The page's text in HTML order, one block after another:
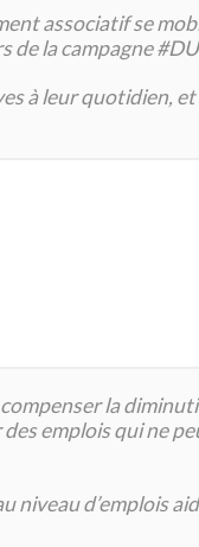
associatif se
la campagne
à leur quotidien, et
la
emplois qui ne
niveau d’emplois